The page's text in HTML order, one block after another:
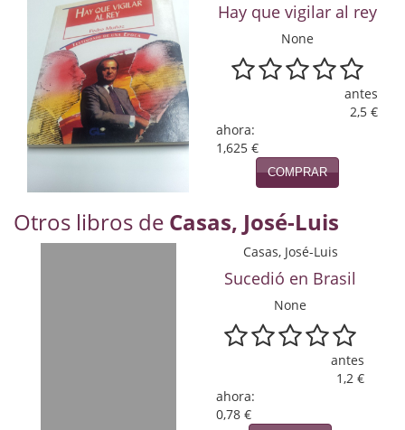
Naturaleza
Novela Extranjera
Novela fantástica
Novela histórica
Novela romántica
Hay que vigilar al rey
None
antes
2,5 €
ahora:
1,625 €
COMPRAR
Otros libros de Casas, José-Luis
Casas, José-Luis
Sucedió en Brasil
None
antes
1,2 €
ahora:
0,78 €